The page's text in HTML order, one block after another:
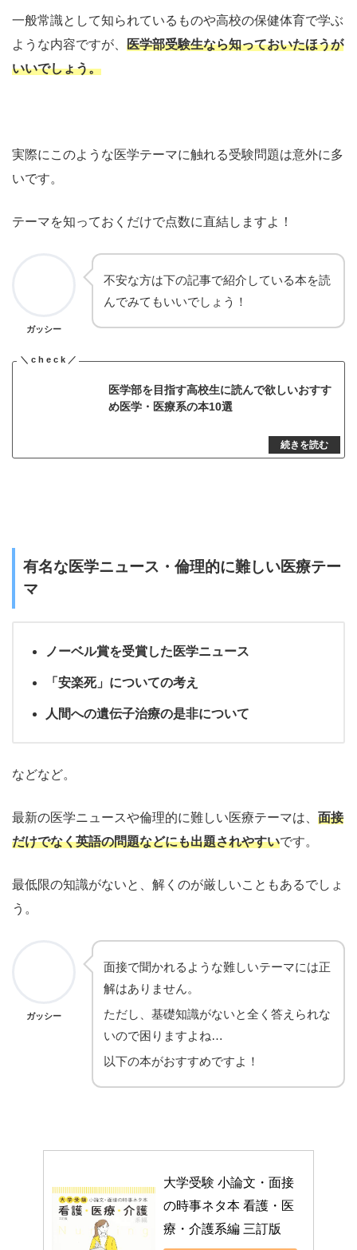
一般常識として知られているものや高校の保健体育で学ぶ
ような内容ですが、 医学部受験生なら知っておいたほうが
いいでしょう。
実際にこのような医学テーマに触れる受験問題は意外に多
いです。
テーマを知っておくだけで点数に直結しますよ！
ガッシー
不安な方は下の記事で紹介している本を読
んでみてもいいでしょう！
医学部を目指す高校生に読んで欲しいおすす
め医学・医療系の本10選
有名な医学ニュース・倫理的に難しい医療テー
マ
ノーベル賞を受賞した医学ニュース
「安楽死」についての考え
人間への遺伝子治療の是非について
などなど。
最新の医学ニュースや倫理的に難しい医療テーマは、 面接
だけでなく英語の問題などにも出題されやすいです。
最低限の知識がないと、解くのが厳しいこともあるでしょ
う。
ガッシー
面接で聞かれるような難しいテーマには正
解はありません。
ただし、基礎知識がないと全く答えられな
いので困りますよね…
以下の本がおすすめですよ！
大学受験 小論文・面接
の時事ネタ本 看護・医
療・介護系編 三訂版